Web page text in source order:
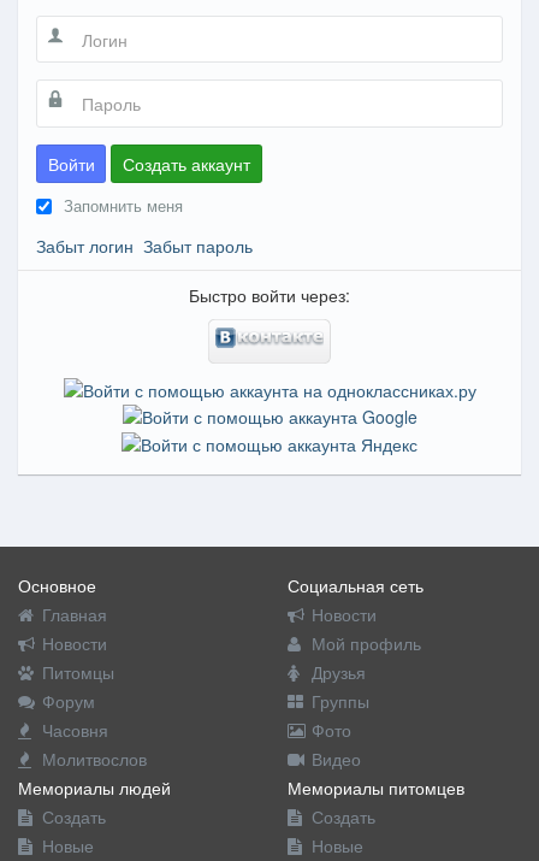
Войти Создать аккаунт
Запомнить меня
Забыт логин Забыт пароль
Быстро войти через:
Основное
Главная
Новости
Питомцы
Форум
Часовня
Молитвослов
Социальная сеть
Новости
Мой профиль
Друзья
Группы
Фото
Видео
Мемориалы людей
Создать
Новые
Мемориалы питомцев
Создать
Новые